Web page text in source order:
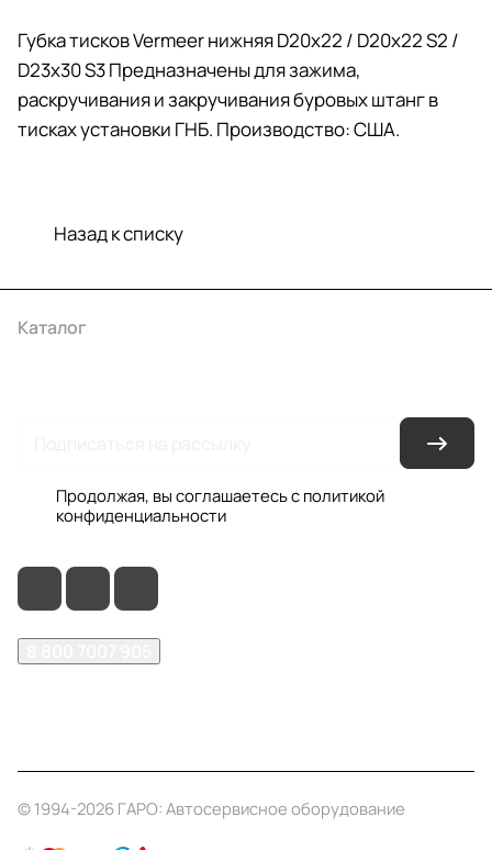
Губка тисков Vermeer нижняя D20х22 / D20х22 S2 /
D23х30 S3 Предназначены для зажима,
раскручивания и закручивания буровых штанг в
тисках установки ГНБ. Производство: США.
Назад к списку
Каталог
Продолжая, вы соглашаетесь с политикой
конфиденциальности
© 1994-2026 ГАРО: Автосервисное оборудование